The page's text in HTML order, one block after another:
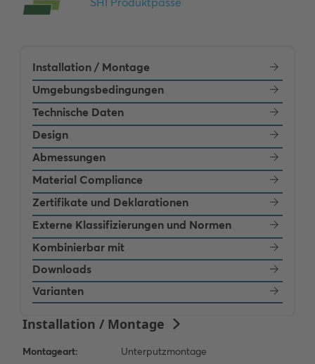
Installation / Montage
Umgebungsbedingungen
Technische Daten
Design
Abmessungen
Material Compliance
Zertifikate und Deklarationen
Externe Klassifizierungen und Normen
Kombinierbar mit
Downloads
Varianten